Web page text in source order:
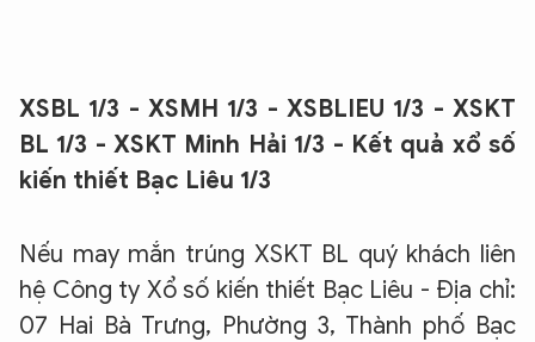
XSBL 1/3 - XSMH 1/3 - XSBLIEU 1/3 - XSKT
BL 1/3 - XSKT Minh Hải 1/3 - Kết quả xổ số
kiến thiết Bạc Liêu 1/3
Nếu may mắn trúng XSKT BL quý khách liên
hệ Công ty Xổ số kiến thiết Bạc Liêu - Địa chỉ:
07 Hai Bà Trưng, Phường 3, Thành phố Bạc